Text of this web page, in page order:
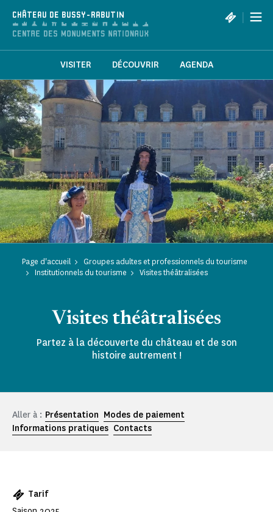
CHÂTEAU DE BUSSY-RABUTIN |
VISITER DÉCOUVRIR AGENDA
Page d'accueil
Groupes adultes et professionnels du tourisme
Institutionnels du tourisme
Visites théâtralisées
Visites théâtralisées
Partez à la découverte du château et de son
histoire autrement !
Aller à : Présentation Modes de paiement
Informations pratiques Contacts
Tarif